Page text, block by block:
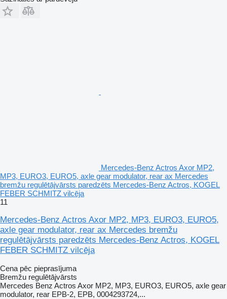
Mercedes-Benz Actros Axor MP2,
MP3, EURO3, EURO5, axle gear modulator, rear ax Mercedes
bremžu regulētājvārsts paredzēts Mercedes-Benz Actros, KOGEL
FEBER SCHMITZ vilcēja
11
Mercedes-Benz Actros Axor MP2, MP3, EURO3, EURO5,
axle gear modulator, rear ax Mercedes bremžu
regulētājvārsts paredzēts Mercedes-Benz Actros, KOGEL
FEBER SCHMITZ vilcēja
Cena pēc pieprasījuma
Bremžu regulētājvārsts
Mercedes Benz Actros Axor MP2, MP3, EURO3, EURO5, axle gear
modulator, rear EPB-2, EPB, 0004293724,...